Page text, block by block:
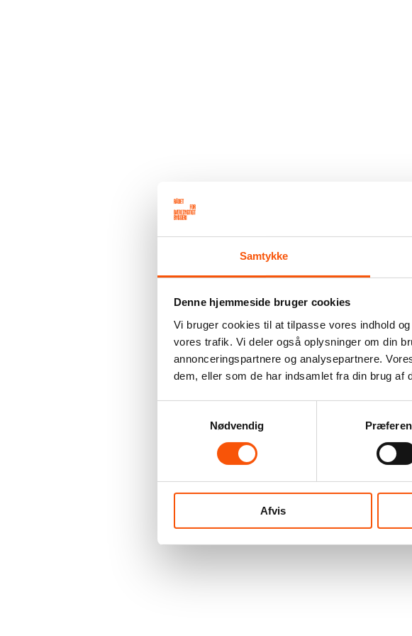
Samtykke
Denne hjemmeside bruger cookies
Vi bruger cookies til at tilpasse vores indhold
vores trafik. Vi deler også oplysninger om din
annonceringspartnere og analysepartnere.
dem, eller som de har indsamlet fra din brug af
Nødvendig
Afvis